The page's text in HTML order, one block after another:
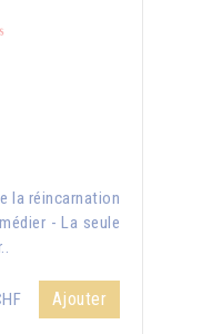
la réincarnation
- La seule
Ajouter